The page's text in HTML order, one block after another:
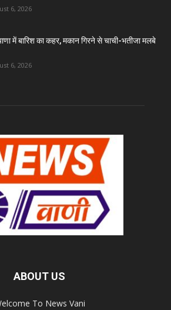
6, 2026
में बारिश का कहर, मकान गिरने से चाची-भतीजा मलबे
6, 2026
ABOUT US
To News Vani